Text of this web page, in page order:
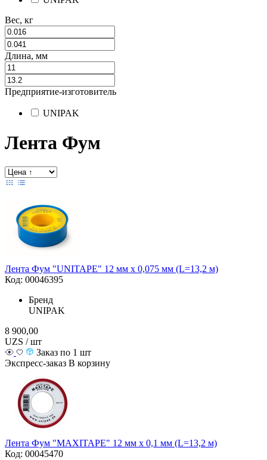
Вес, кг
Длина, мм
Предприятие-изготовитель
UNIPAK
Лента Фум
Лента Фум "UNITAPE" 12 мм х 0,075 мм (L=13,2 м)
Код: 00046395
Бренд
UNIPAK
8 900,00
UZS / шт
Заказ по 1 шт
Экспресс-заказ В корзину
Лента Фум "MAXITAPE" 12 мм х 0,1 мм (L=13,2 м)
Код: 00045470